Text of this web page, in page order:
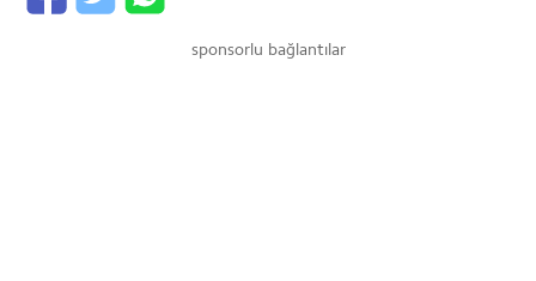
sponsorlu bağlantılar